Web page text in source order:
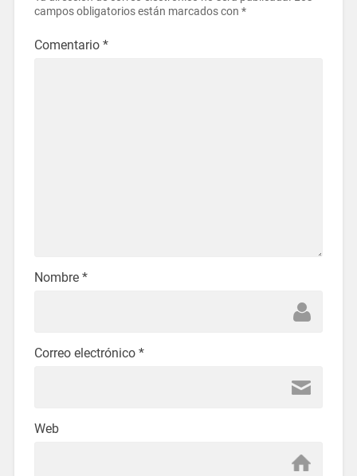
campos obligatorios están marcados con *
Comentario *
Nombre *
Correo electrónico *
Web